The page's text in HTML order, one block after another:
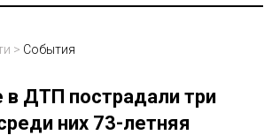
> События
в ДТП пострадали три
них 73-летняя